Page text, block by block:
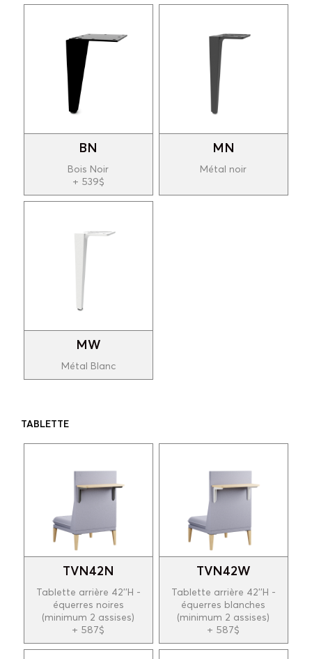
BN
Bois Noir
+ 539$
MN
Métal noir
MW
Métal Blanc
TABLETTE
TVN42N
Tablette arrière 42''H -
équerres noires
(minimum 2 assises)
+ 587$
TVN42W
Tablette arrière 42''H -
équerres blanches
(minimum 2 assises)
+ 587$